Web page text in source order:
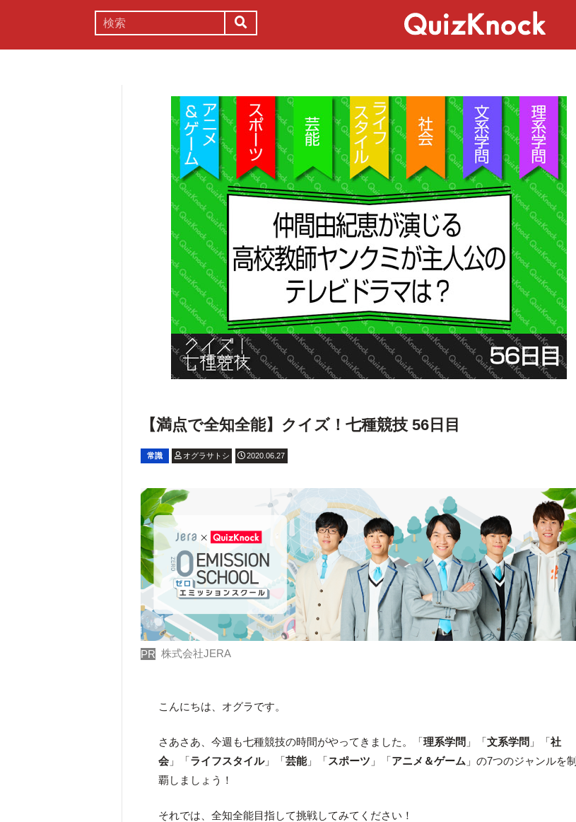
【満点で全知全能】クイズ！七種競技 56日目
常識 オグラサトシ 2020.06.27
PR 株式会社JERA
こんにちは、オグラです。
さあさあ、今週も七種競技の時間がやってきました。「理系学問 」「文系学問 」「社
会 」「ライフスタイル」「芸能」「スポーツ 」「アニメ＆ゲーム 」の7つのジャンルを制
覇しましょう！
それでは、全知全能目指して挑戦してみてください！